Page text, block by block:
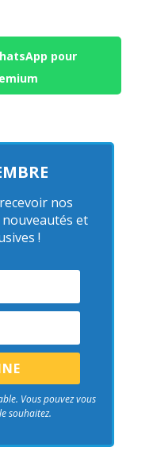
pour
nos
et
!
Vous pouvez vous
souhaitez.